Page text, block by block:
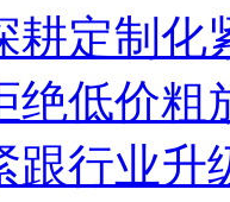
耕定制化
绝低价粗
跟行业